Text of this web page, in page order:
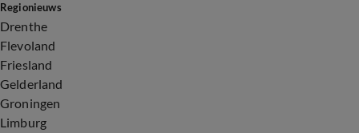
Regionieuws
Drenthe
Flevoland
Friesland
Gelderland
Groningen
Limburg